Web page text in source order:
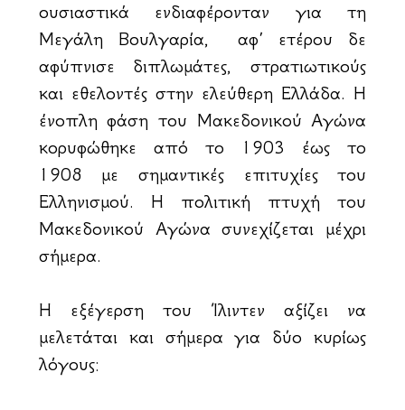
ουσιαστικά ενδιαφέρονταν για τη
Μεγάλη Βουλγαρία, αφ’ ετέρου δε
αφύπνισε διπλωμάτες, στρατιωτικούς
και εθελοντές στην ελεύθερη Ελλάδα. Η
ένοπλη φάση του Μακεδονικού Αγώνα
κορυφώθηκε από το 1903 έως το
1908 με σημαντικές επιτυχίες του
Ελληνισμού. Η πολιτική πτυχή του
Μακεδονικού Αγώνα συνεχίζεται μέχρι
σήμερα.
Η εξέγερση του Ίλιντεν αξίζει να
μελετάται και σήμερα για δύο κυρίως
λόγους: